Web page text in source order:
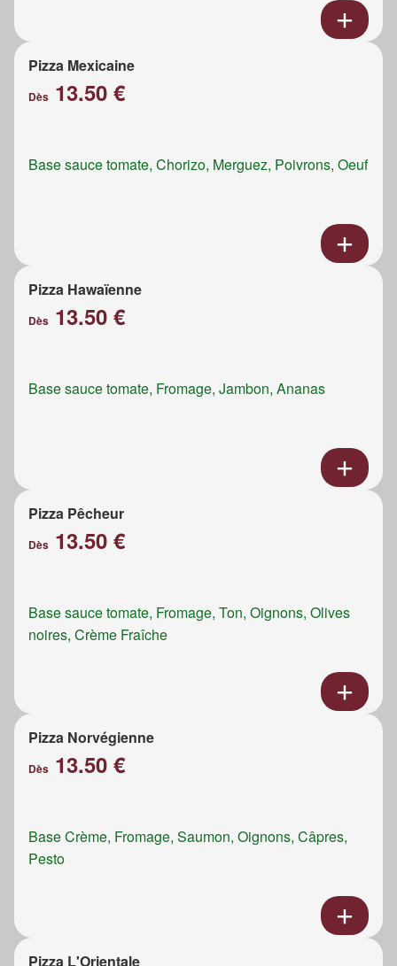
Pizza Mexicaine
Dès 13.50 €
Base sauce tomate, Chorizo, Merguez, Poivrons, Oeuf
Pizza Hawaïenne
Dès 13.50 €
Base sauce tomate, Fromage, Jambon, Ananas
Pizza Pêcheur
Dès 13.50 €
Base sauce tomate, Fromage, Ton, Oignons, Olives
noires, Crème Fraîche
Pizza Norvégienne
Dès 13.50 €
Base Crème, Fromage, Saumon, Oignons, Câpres,
Pesto
Pizza L'Orientale